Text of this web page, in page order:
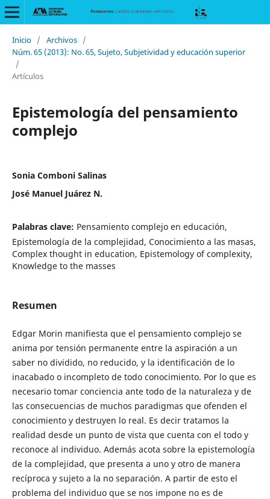
Inicio / Archivos /
Núm. 65 (2013): No. 65, Sujeto, Subjetividad y educación superior
/
Artículos
Epistemología del pensamiento
complejo
Sonia Comboni Salinas
José Manuel Juárez N.
Palabras clave: Pensamiento complejo en educación,
Epistemología de la complejidad, Conocimiento a las masas,
Complex thought in education, Epistemology of complexity,
Knowledge to the masses
Resumen
Edgar Morin manifiesta que el pensamiento complejo se
anima por tensión permanente entre la aspiración a un
saber no dividido, no reducido, y la identificación de lo
inacabado o incompleto de todo conocimiento. Por lo que es
necesario tomar conciencia ante todo de la naturaleza y de
las consecuencias de muchos paradigmas que ofenden el
conocimiento y destruyen lo real. Es decir tratamos la
realidad desde un punto de vista que cuenta con el todo y
reconoce al individuo. Además acota sobre la epistemología
de la complejidad, que presenta a uno y otro de manera
recíproca y sujeto a la no separación. A partir de esto el
problema del individuo que se nos impone no es de